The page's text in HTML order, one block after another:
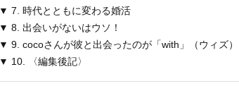
▼ 7. 時代とともに変わる婚活
▼ 8. 出会いがないはウソ！
▼ 9. cocoさんが彼と出会ったのが「with」（ウィズ）
▼ 10. 〈編集後記〉